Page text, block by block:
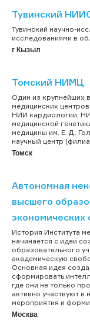
Тувинский
Тувинский научно-
исследованиями в
г Кызыл
Томский НИМЦ
Один из крупнейших
медицинских
НИИ кардиологии;
медицинской
медицины им. Е.Д.
научный центр
Томск
Автономная
высшего
экономических
История Института
начинается с идеи
образовательного
академическую
Основная идея
сформировать
где они не только
активно участвуют в
мероприятия и
Москва